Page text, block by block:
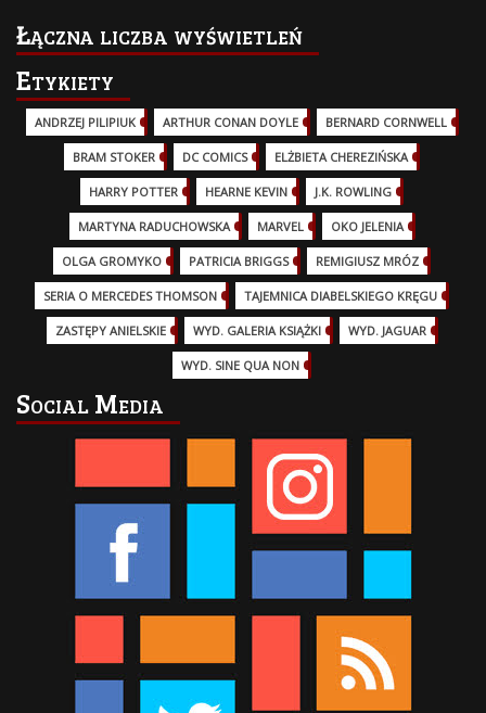
Łączna liczba wyświetleń
Etykiety
ANDRZEJ PILIPIUK (29)ARTHUR CONAN DOYLE BERNARD CORNWELL
BRAM STOKER DC COMICS (17)ELŻBIETA CHEREZIŃSKA
HARRY POTTER (13)HEARNE KEVIN J.K. ROWLING
MARTYNA RADUCHOWSKA MARVEL (32)OKO JELENIA
OLGA GROMYKO PATRICIA BRIGGS (12)REMIGIUSZ MRÓZ
SERIA O MERCEDES THOMSON (11)TAJEMNICA DIABELSKIEGO KRĘGU
ZASTĘPY ANIELSKIE WYD. GALERIA KSIĄŻKI WYD. JAGUAR
WYD. SINE QUA NON
Social Media